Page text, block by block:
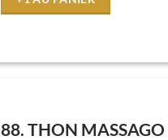
88. THON MASSAGO